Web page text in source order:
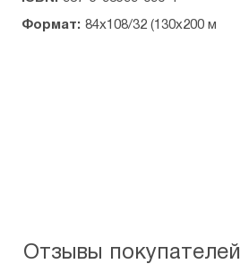
Формат: 84х108/32 (130х200 м
Отзывы покупателей